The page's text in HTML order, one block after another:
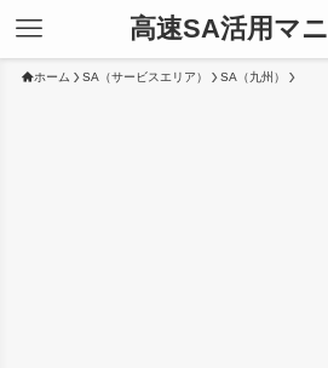
高速SA活用マ
ホーム SA（サービスエリア） SA（九州）